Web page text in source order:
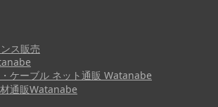
ス販売
ケーブル ネット通販 Watanabe
通販Watanabe